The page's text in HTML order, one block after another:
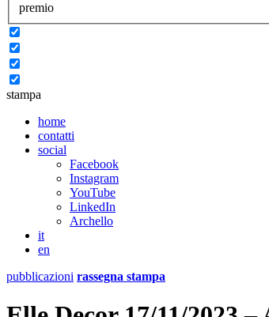
premio
stampa
home
contatti
social
Facebook
Instagram
YouTube
LinkedIn
Archello
it
en
pubblicazioni rassegna stampa